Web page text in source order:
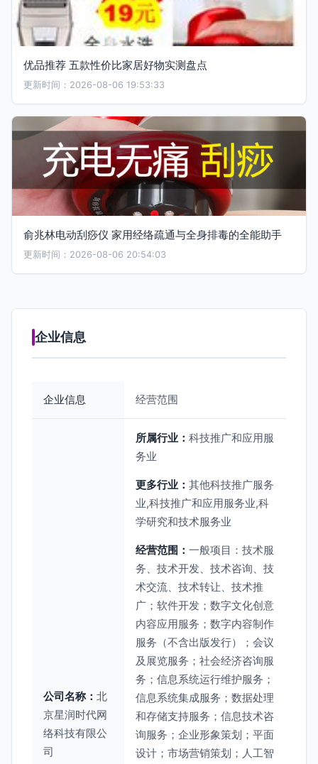
优品推荐 五款性价比家居好物实测盘点
更新时间：2026-08-06 19:53:33
俞兆林电动刮痧仪 家用经络疏通与全身排毒的全能助手
更新时间：2026-08-06 20:54:03
企业信息
企业信息 经营范围
公司名称： 北
京星润时代网
络科技有限公
司
所属行业： 科技推广和应用服
务业
更多行业： 其他科技推广服务
业,科技推广和应用服务业,科
学研究和技术服务业
经营范围： 一般项目：技术服
务、技术开发、技术咨询、技
术交流、技术转让、技术推
广；软件开发；数字文化创意
内容应用服务；数字内容制作
服务（不含出版发行）；会议
及展览服务；社会经济咨询服
务；信息系统运行维护服务；
信息系统集成服务；数据处理
和存储支持服务；信息技术咨
询服务；企业形象策划；平面
设计；市场营销策划；人工智